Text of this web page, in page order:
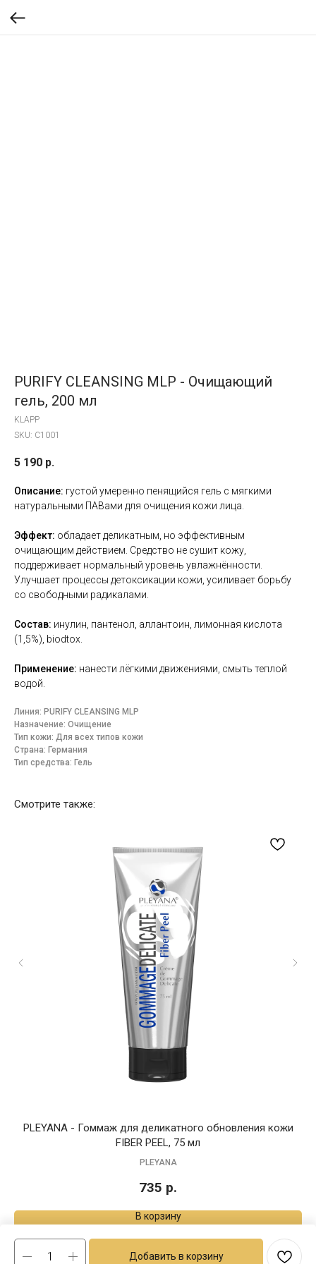
PURIFY CLEANSING MLP - Очищающий
гель, 200 мл
KLAPP
SKU: C1001
5 190 р.
Добавить в корзину
Описание: густой умеренно пенящийся гель с мягкими
натуральными ПАВами для очищения кожи лица.
Эффект: обладает деликатным, но эффективным
очищающим действием. Средство не сушит кожу,
поддерживает нормальный уровень увлажнённости.
Улучшает процессы детоксикации кожи, усиливает борьбу
со свободными радикалами.
Состав: инулин, пантенол, аллантоин, лимонная кислота
(1,5%), biodtox.
Применение: нанести лёгкими движениями, смыть теплой
водой.
Линия: PURIFY CLEANSING MLP
Назначение: Очищение
Тип кожи: Для всех типов кожи
Страна: Германия
Тип средства: Гель
Смотрите также:
PLEYANA - Гоммаж для деликатного обновления кожи
FIBER PEEL, 75 мл
PLEYANA
735 р.
В корзину